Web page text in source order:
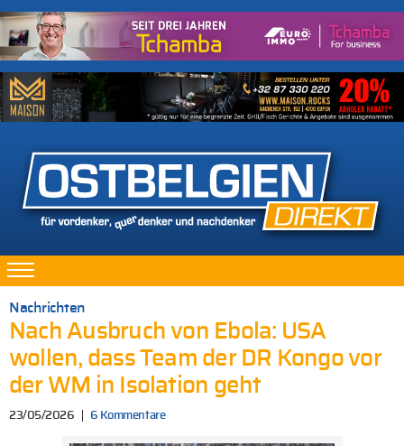
Nachrichten
Nach Ausbruch von Ebola: USA
wollen, dass Team der DR Kongo vor
der WM in Isolation geht
23/05/2026 6 Kommentare